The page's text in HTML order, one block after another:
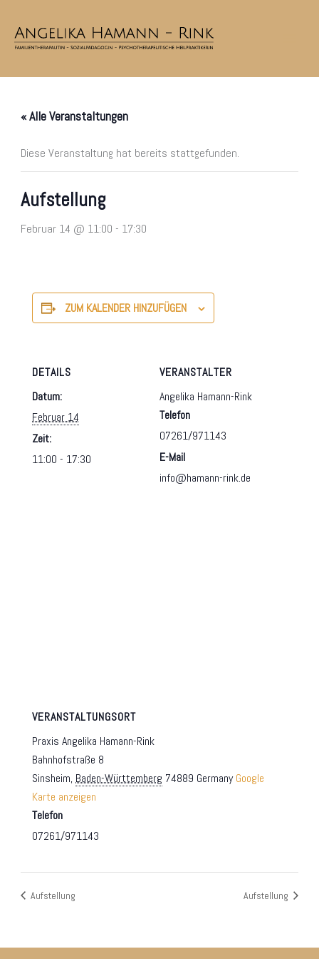
Inhalt
springen
« Alle Veranstaltungen
Diese Veranstaltung hat bereits stattgefunden.
Aufstellung
Februar 14 @ 11:00 - 17:30
ZUM KALENDER HINZUFÜGEN
DETAILS
Datum:
Februar 14
Zeit:
11:00 - 17:30
VERANSTALTER
Angelika Hamann-Rink
Telefon
07261/971143
E-Mail
info@hamann-rink.de
VERANSTALTUNGSORT
Praxis Angelika Hamann-Rink
Bahnhofstraße 8
Sinsheim, Baden-Württemberg 74889 Germany Google
Karte anzeigen
Telefon
07261/971143
Aufstellung Aufstellung